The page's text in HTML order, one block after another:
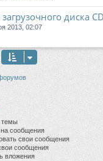
диска
2013, 02:07
темы
на сообщения
свои сообщения
сообщения
вложения